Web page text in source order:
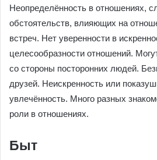
Неопределённость в отношениях,
обстоятельств, влияющих на
встреч. Нет уверенности в
целесообразности отношений.
со стороны посторонних людей.
друзей. Неискренность или
увлечённость. Много разных
роли в отношениях.
Быт